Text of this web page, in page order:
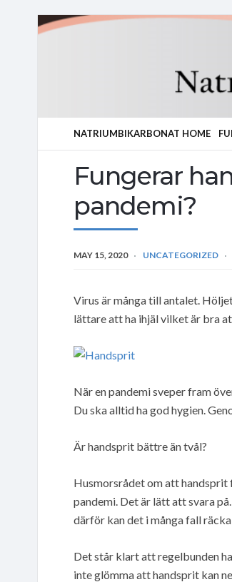
NATRIUMBIKARBONAT HOME
Fungerar
pandemi?
MAY 15, 2020 UNCATEGORIZED
Virus är många till antalet.
lättare att ha ihjäl vilket är bra
När en pandemi sveper fram
Du ska alltid ha god hygien.
Är handsprit bättre än tvål?
Husmorsrådet om att handsprit
pandemi. Det är lätt att svara
därför kan det i många fall
Det står klart att regelbunden
inte glömma att handsprit kan